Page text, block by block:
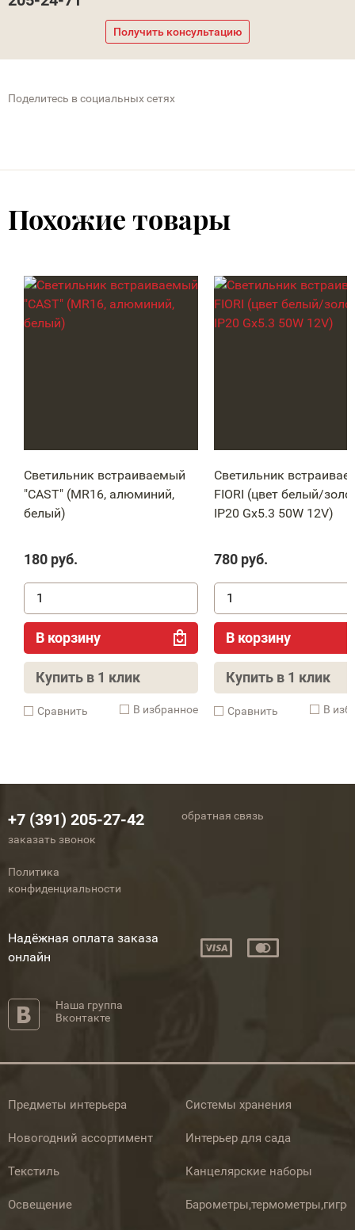
Получить консультацию
Поделитесь в социальных сетях
Похожие товары
Светильник встраиваемый
"CAST" (МR16, алюминий,
белый)
180 руб.
В корзину
Купить в 1 клик
Cравнить В избранное
Светильник
FIORI (цвет белый/
IP20 Gx5.3 50W 12V)
780 руб.
В корзину
Купить в 1 клик
Cравнить В
+7 (391) 205-27-42
заказать звонок
обратная связь
Политика
конфиденциальности
Надёжная оплата заказа
онлайн
Наша группа
Вконтакте
Предметы интерьера
Новогодний ассортимент
Текстиль
Освещение
Системы хранения
Интерьер для сада
Канцелярские наборы